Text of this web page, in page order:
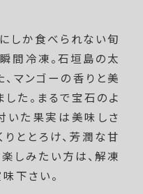
しか食べられない旬
間冷凍。石垣島の太
マンゴーの香りと美
た。まるで宝石のよ
いた果実は美味しさ
ととろけ、芳潤な甘
しみたい方は、解凍
下さい。